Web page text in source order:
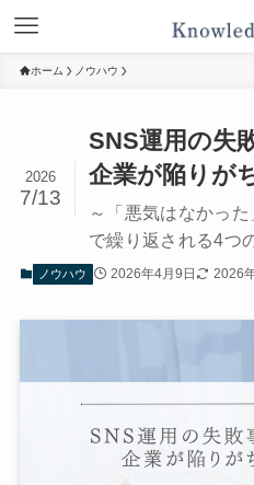
ホーム ノウハウ
SNS運用の失
企業が陥りが
～「悪気はなかっ
で繰り返される4つ
2026
7/13
ノウハウ 2026年4月9日 2026